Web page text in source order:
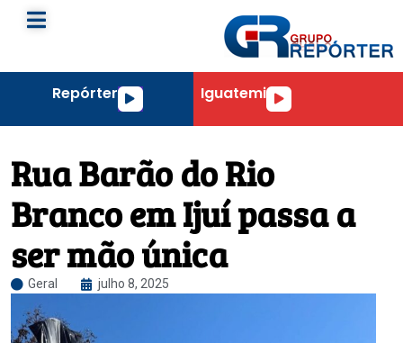
RepórterTocador
IguatemiTocador
Rua Barão do Rio
Branco em Ijuí passa a
ser mão única
Geral julho 8, 2025